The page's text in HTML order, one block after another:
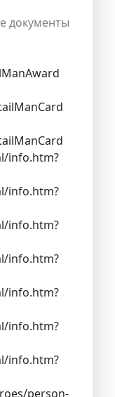
документы
info.htm?
info.htm?
info.htm?
info.htm?
info.htm?
info.htm?
info.htm?
person-